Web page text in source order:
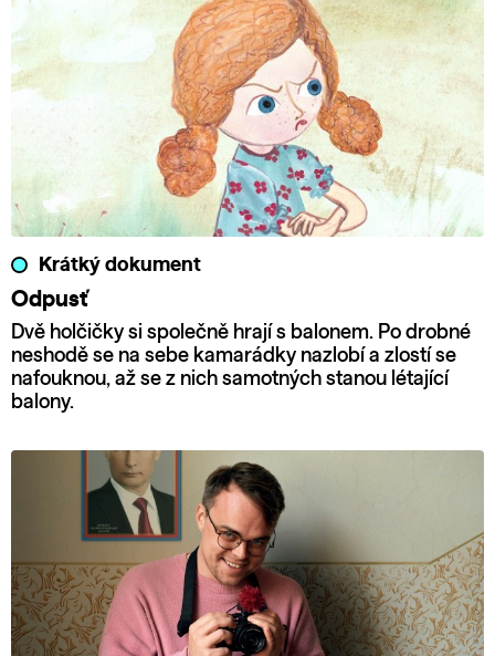
Krátký dokument
Odpusť
Dvě holčičky si společně hrají s balonem. Po drobné
neshodě se na sebe kamarádky nazlobí a zlostí se
nafouknou, až se z nich samotných stanou létající
balony.